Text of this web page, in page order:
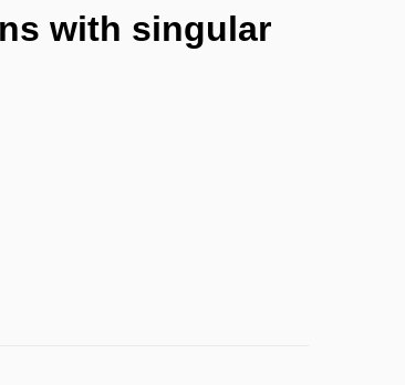
with singular